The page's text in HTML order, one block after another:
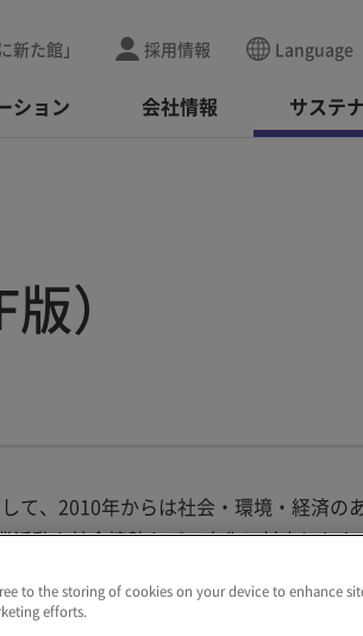
新た館」 採用情報 Language
ション 会社情報 サステ
）
て、2010年からは社会・環境・経済の
活動や社会情勢などの変化に対応したウ
ナビリティサイト」をPDFにまとめて
to the storing of cookies on your device to enhance
efforts.